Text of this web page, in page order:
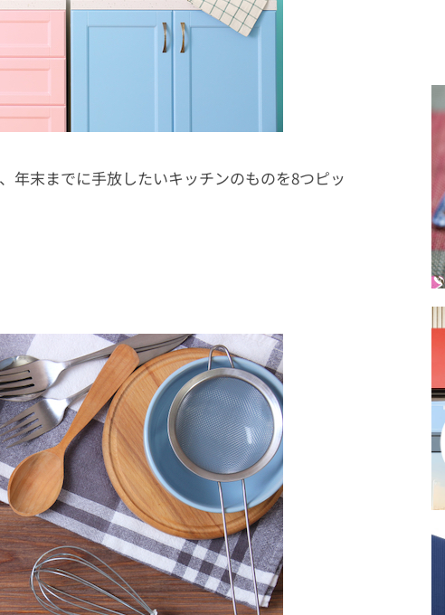
年末までに手放したいキッチンのものを8つピッ